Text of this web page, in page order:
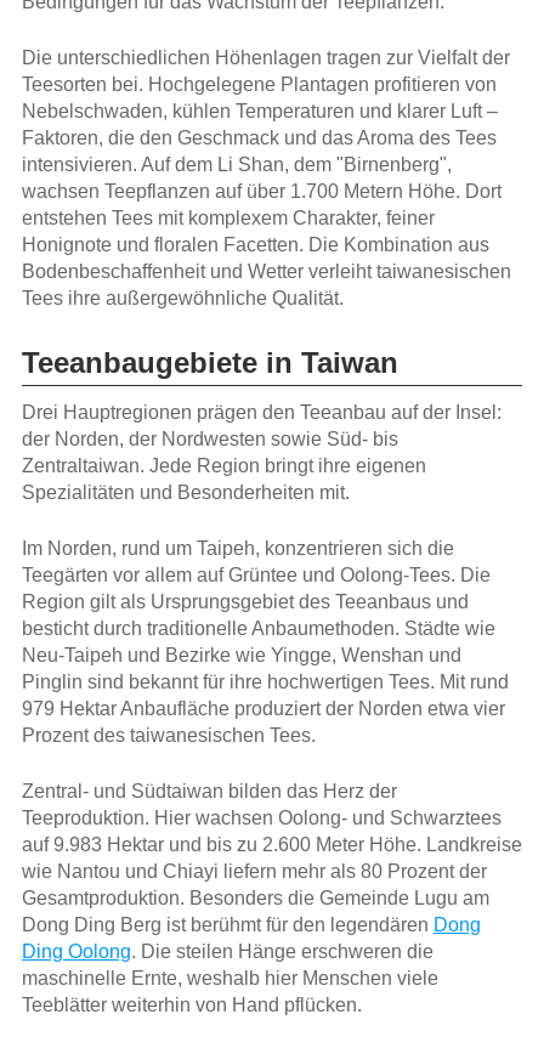
Die unterschiedlichen Höhenlagen tragen zur Vielfalt der
Teesorten bei. Hochgelegene Plantagen profitieren von
Nebelschwaden, kühlen Temperaturen und klarer Luft –
Faktoren, die den Geschmack und das Aroma des Tees
intensivieren. Auf dem Li Shan, dem "Birnenberg",
wachsen Teepflanzen auf über 1.700 Metern Höhe. Dort
entstehen Tees mit komplexem Charakter, feiner
Honignote und floralen Facetten. Die Kombination aus
Bodenbeschaffenheit und Wetter verleiht taiwanesischen
Tees ihre außergewöhnliche Qualität.
Teeanbaugebiete in Taiwan
Drei Hauptregionen prägen den Teeanbau auf der Insel:
der Norden, der Nordwesten sowie Süd- bis
Zentraltaiwan. Jede Region bringt ihre eigenen
Spezialitäten und Besonderheiten mit.
Im Norden, rund um Taipeh, konzentrieren sich die
Teegärten vor allem auf Grüntee und Oolong-Tees. Die
Region gilt als Ursprungsgebiet des Teeanbaus und
besticht durch traditionelle Anbaumethoden. Städte wie
Neu-Taipeh und Bezirke wie Yingge, Wenshan und
Pinglin sind bekannt für ihre hochwertigen Tees. Mit rund
979 Hektar Anbaufläche produziert der Norden etwa vier
Prozent des taiwanesischen Tees.
Zentral- und Südtaiwan bilden das Herz der
Teeproduktion. Hier wachsen Oolong- und Schwarztees
auf 9.983 Hektar und bis zu 2.600 Meter Höhe. Landkreise
wie Nantou und Chiayi liefern mehr als 80 Prozent der
Gesamtproduktion. Besonders die Gemeinde Lugu am
Dong Ding Berg ist berühmt für den legendären Dong
Ding Oolong. Die steilen Hänge erschweren die
maschinelle Ernte, weshalb hier Menschen viele
Teeblätter weiterhin von Hand pflücken.